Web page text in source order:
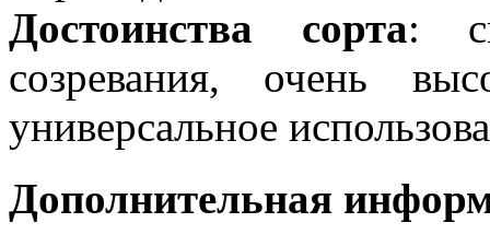
Достоинства сорта:
созревания, очень
универсальное
Дополнительная